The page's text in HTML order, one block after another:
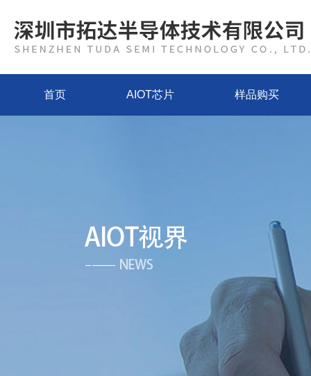
首页 AIOT芯片 样品购买